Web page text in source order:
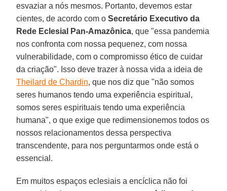
esvaziar a nós mesmos. Portanto, devemos estar
cientes, de acordo com oSecretário Executivo da
Rede Eclesial Pan-Amazônica, que "essa pandemia
nos confronta com nossa pequenez, com nossa
vulnerabilidade, com o compromisso ético de cuidar
da criação". Isso deve trazer à nossa vida a ideia de
Theilard de Chardin, que nos diz que "não somos
seres humanos tendo uma experiência espiritual,
somos seres espirituais tendo uma experiência
humana", o que exige que redimensionemos todos os
nossos relacionamentos dessa perspectiva
transcendente, para nos perguntarmos onde está o
essencial.
Em muitos espaços eclesiais a encíclica não foi